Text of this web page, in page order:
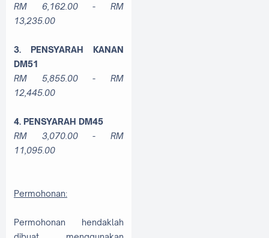
RM 6,162.00 - RM
13,235.00
3. PENSYARAH KANAN
DM51
RM 5,855.00 - RM
12,445.00
4. PENSYARAH DM45
RM 3,070.00 - RM
11,095.00
Permohonan:
Permohonan hendaklah